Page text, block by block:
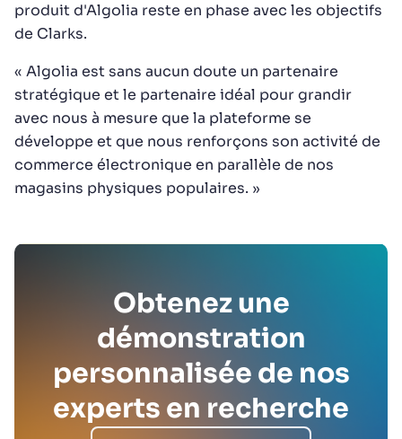
produit d'Algolia reste en phase avec les objectifs
de Clarks.
« Algolia est sans aucun doute un partenaire
stratégique et le partenaire idéal pour grandir
avec nous à mesure que la plateforme se
développe et que nous renforçons son activité de
commerce électronique en parallèle de nos
magasins physiques populaires. »
Obtenez une
démonstration
personnalisée de nos
experts en recherche